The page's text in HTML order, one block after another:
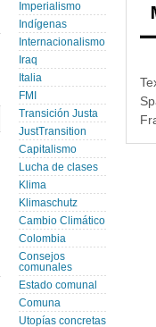
Imperialismo
Indígenas
Internacionalismo
Iraq
Italia
FMI
Transición Justa
JustTransition
Capitalismo
Lucha de clases
Klima
Klimaschutz
Cambio Climático
Colombia
Consejos
comunales
Estado comunal
Comuna
Utopías concretas